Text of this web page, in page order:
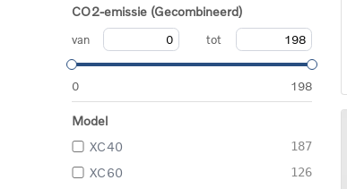
CO2-emissie (Gecombineerd)
van tot
0 198
Model
XC40
187
XC60 126